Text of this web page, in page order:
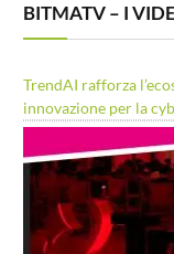
BITMATV – I
TrendAI rafforza
innovazione per la